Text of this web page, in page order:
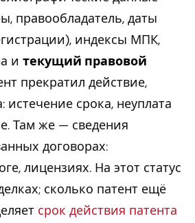
правообладатель, даты
индексы МПК,
и текущий правовой
прекратил действие,
истечение срока, неуплата
Там же — сведения
договорах:
лицензиях. На этот статус
сколько патент ещё
срок действия патента